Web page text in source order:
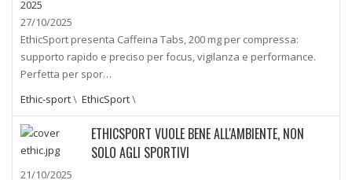
27/10/2025
EthicSport presenta Caffeina Tabs, 200 mg per compressa:
supporto rapido e preciso per focus, vigilanza e performance.
Perfetta per spor…
Ethic-sport\ EthicSport\
ETHICSPORT VUOLE BENE ALL'AMBIENTE, NON
SOLO AGLI SPORTIVI
21/10/2025